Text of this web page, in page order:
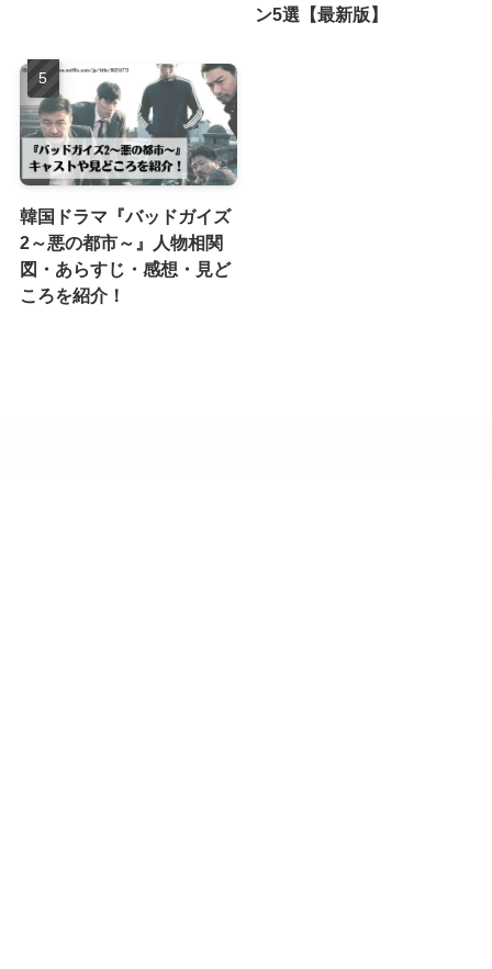
ン5選【最新版】
韓国ドラマ『バッドガイズ
2～悪の都市～』人物相関
図・あらすじ・感想・見ど
ころを紹介！